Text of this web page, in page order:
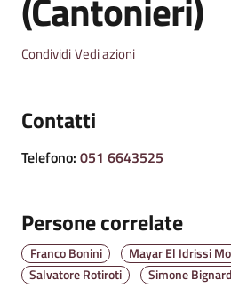
Bentivoglio
Amministrazione
Trasparente
l
b
o
P
(Cantonieri)
CondividiVedi azioni
Contatti
Telefono: 051 6643525
Persone correlate
Franco Bonini
Mayar El Idrissi
Salvatore Rotiroti
Simone